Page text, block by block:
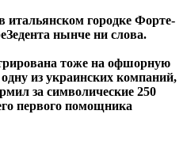
итальянском городке Форте-
нынче ни слова.
тоже на офшорную
из украинских компаний,
за символические 250
первого помощника